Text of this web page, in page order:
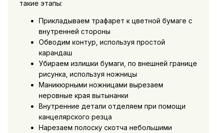
такие этапы:
Прикладываем трафарет к цветной бумаге с
внутренней стороны
Обводим контур, используя простой
карандаш
Убираем излишки бумаги, по внешней границе
рисунка, используя ножницы
Маникюрными ножницами вырезаем
неровные края вытынанки
Внутренние детали отделяем при помощи
канцелярского резца
Нарезаем полоску скотча небольшими